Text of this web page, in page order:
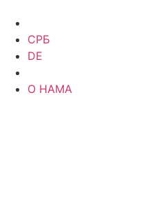
СРБ
DE
О НАМА